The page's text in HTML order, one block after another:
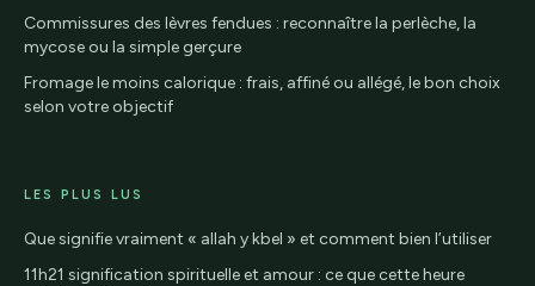
Commissures des lèvres fendues : reconnaître la perlèche, la
mycose ou la simple gerçure
Fromage le moins calorique : frais, affiné ou allégé, le bon choix
selon votre objectif
LES PLUS LUS
Que signifie vraiment « allah y kbel » et comment bien l’utiliser
11h21 signification spirituelle et amour : ce que cette heure